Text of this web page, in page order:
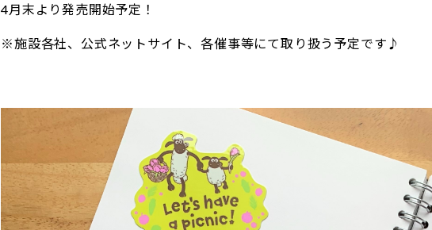
4月末より発売開始予定！
※施設各社、公式ネットサイト、各催事等にて取り扱う予定です♪